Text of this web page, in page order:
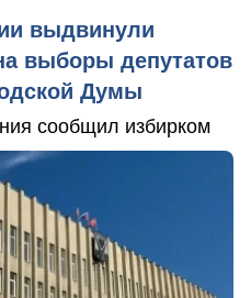
выдвинули
выборы депутатов
Думы
сообщил избирком